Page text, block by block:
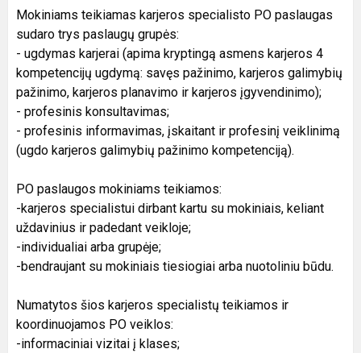
Mokiniams teikiamas karjeros specialisto PO paslaugas
sudaro trys paslaugų grupės:
- ugdymas karjerai (apima kryptingą asmens karjeros 4
kompetencijų ugdymą: savęs pažinimo, karjeros galimybių
pažinimo, karjeros planavimo ir karjeros įgyvendinimo);
- profesinis konsultavimas;
- profesinis informavimas, įskaitant ir profesinį veiklinimą
(ugdo karjeros galimybių pažinimo kompetenciją).
PO paslaugos mokiniams teikiamos:
-karjeros specialistui dirbant kartu su mokiniais, keliant
uždavinius ir padedant veikloje;
-individualiai arba grupėje;
-bendraujant su mokiniais tiesiogiai arba nuotoliniu būdu.
Numatytos šios karjeros specialistų teikiamos ir
koordinuojamos PO veiklos:
-informaciniai vizitai į klases;